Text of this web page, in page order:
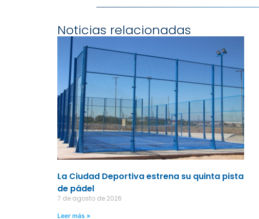
Noticias relacionadas
La Ciudad Deportiva estrena su quinta pista
de pádel
7 de agosto de 2026
Leer más »